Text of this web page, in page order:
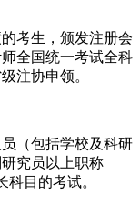
考生，颁发注册会
全国统一考试全科
注协申领。
（包括学校及科研
究员以上职称
目的考试。